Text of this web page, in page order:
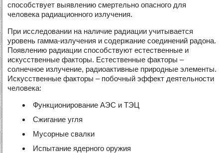
способствует выявлению смертельно опасного для
человека радиационного излучения.
При исследовании на наличие радиации учитывается
уровень гамма-излучения и содержание соединений радона.
Появлению радиации способствуют естественные и
искусственные факторы. Естественные факторы –
солнечное излучение, радиоактивные природные элементы.
Искусственные факторы – побочный эффект деятельности
человека:
Функционирование АЭС и ТЭЦ
Сжигание угля
Мусорные свалки
Испытание ядерного оружия